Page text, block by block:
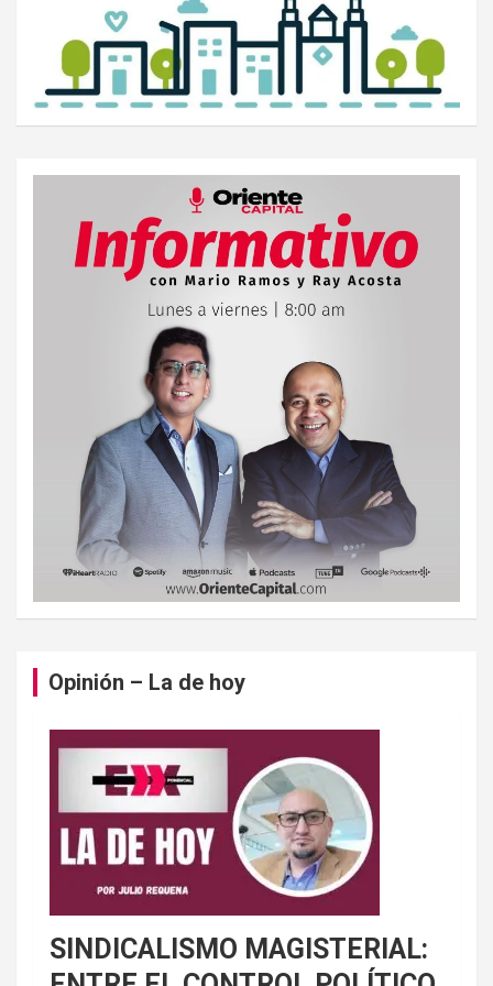
Opinión – La de hoy
SINDICALISMO MAGISTERIAL: